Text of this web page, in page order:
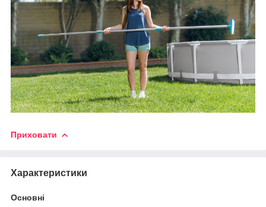
Приховати
Характеристики
Основні